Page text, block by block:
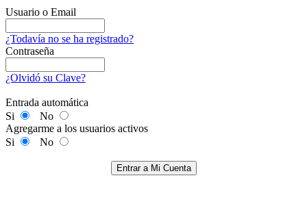
Usuario o Email
¿Todavía no se ha registrado?
Contraseña
¿Olvidó su Clave?
Entrada automática
Si
No
Agregarme a los usuarios activos
Si
No
Entrar a Mi Cuenta